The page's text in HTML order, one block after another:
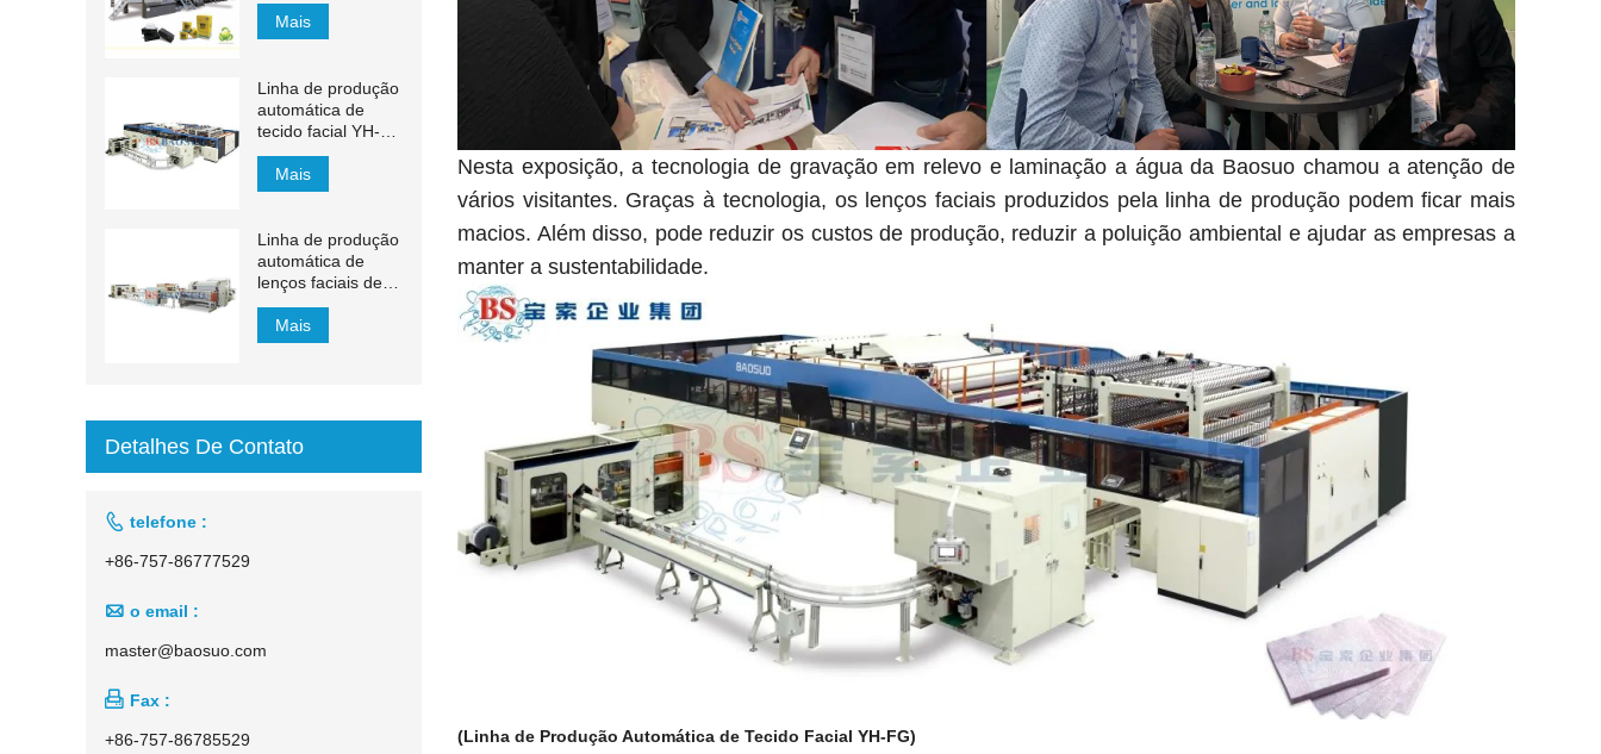
Nesta exposição, a tecnologia de gravação em relevo e laminação a água da Baosuo chamou a atenção de
vários visitantes. Graças à tecnologia, os lenços faciais produzidos pela linha de produção podem ficar mais
macios. Além disso, pode reduzir os custos de produção, reduzir a poluição ambiental e ajudar as empresas a
manter a sustentabilidade.
(Linha de Produção Automática de Tecido Facial YH-FG)
Mais
Linha de produção
automática de
tecido facial YH-
FG
Mais
Linha de produção
automática de
lenços faciais de
transferência
automática de
1500 mm a 2200
Mais
Detalhes De Contato
 telefone :
+86-757-86777529
 o email :
master@baosuo.com
 Fax :
+86-757-86785529